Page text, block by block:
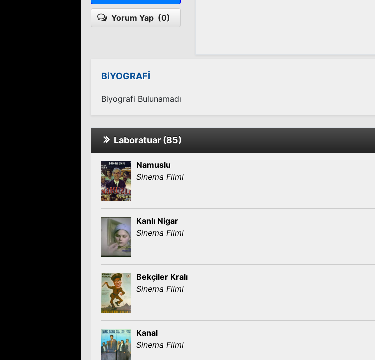
Yorum Yap (0)
BiYOGRAFİ
Biyografi Bulunamadı
Laboratuar (85)
Namuslu
Sinema Filmi
Kanlı Nigar
Sinema Filmi
Bekçiler Kralı
Sinema Filmi
Kanal
Sinema Filmi